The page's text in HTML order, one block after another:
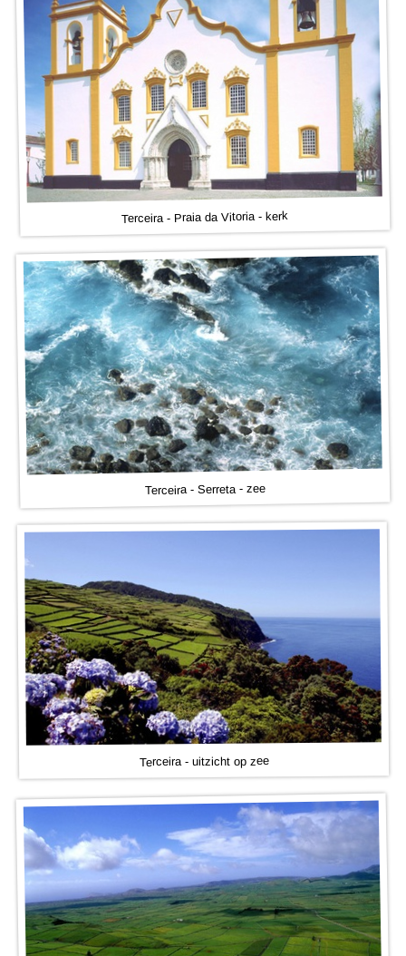
Terceira - Praia da Vitoria - kerk
Terceira - Serreta - zee
Terceira - uitzicht op zee